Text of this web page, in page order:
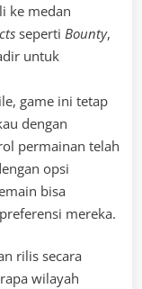
ke medan
seperti Bounty,
untuk
game ini tetap
dengan
permainan telah
opsi
bisa
mereka.
rilis secara
wilayah